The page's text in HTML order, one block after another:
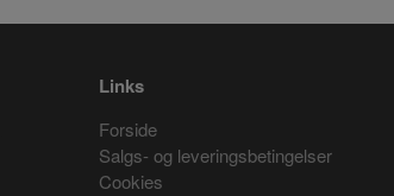
Links
Forside
Salgs- og leveringsbetingelser
Cookies